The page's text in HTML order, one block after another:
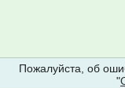
Пожалуйста, об
"